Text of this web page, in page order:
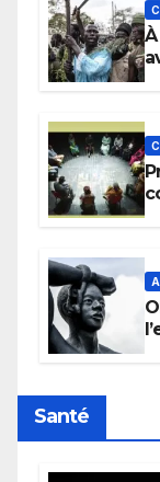
Santé